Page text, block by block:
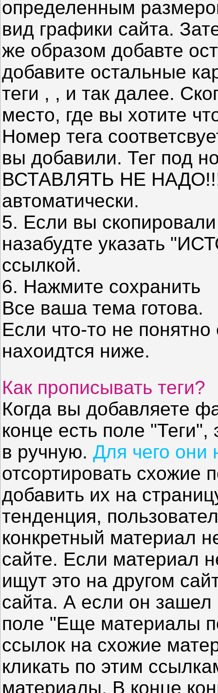
определенным
вид графики сайта.
же образом добавте
добавите остальные
теги , , и так далее.
место, где вы хотите
Номер тега
вы добавили. Тег под
ВСТАВЛЯТЬ НЕ НАДО!!!
автоматически.
5. Если вы скопировали
назабудте указать
ссылкой.
6. Нажмите сохранить
Все ваша тема готова.
Если что-то не
нахоидтся ниже.
Как прописывать теги?
Когда вы добавляете
конце есть поле
в ручную. Для чего они
отсортировать схожие
добавить их на
тенденция,
конкретный материал
сайте. Если материал
ищут это на другом
сайта. А если он
поле "Еще материалы
ссылок на схожие
кликать по этим
материалы. В конце